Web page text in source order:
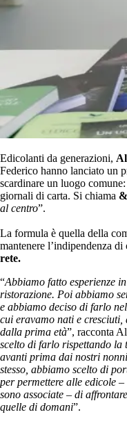
Edicolanti da generazioni,
Federico hanno lanciato un
scardinare un luogo
giornali di carta. Si chiama
al centro”.
La formula è quella della
mantenere l’indipendenza di
rete.
“Abbiamo fatto esperienze
ristorazione. Poi abbiamo
e abbiamo deciso di farlo
cui eravamo nati e
dalla prima età”, racconta
scelto di farlo rispettando la
avanti prima dai nostri
stesso, abbiamo scelto di
per permettere alle edicole
sono associate – di
quelle di domani”.